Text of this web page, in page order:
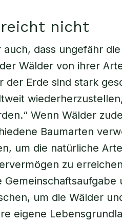
nicht
dass ungefähr
Wälder von ihrer
der Erde sind stark
Wenn Wälder
Baumarten
um die natürliche
zu
Gemeinschaftsaufgabe
um die Wälder
eigene